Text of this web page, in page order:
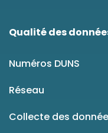
Qualité des
Numéros DUNS
Réseau
Collecte des